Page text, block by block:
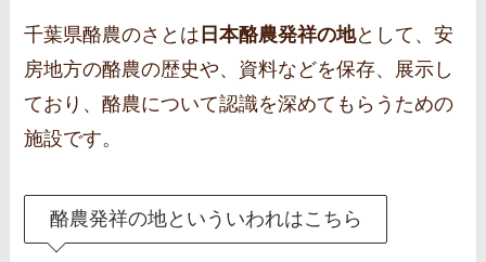
千葉県酪農のさとは 日本酪農発祥の地として、安
房地方の酪農の歴史や、資料などを保存、展示し
ており、酪農について認識を深めてもらうための
施設です。
酪農発祥の地といういわれはこちら